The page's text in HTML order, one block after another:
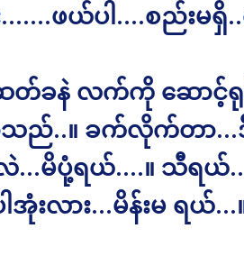
…….ဖယ်ပါ….စည်းမရှိ
တ်ခနဲ လက်ကို ဆောင့်ရု
ည်..။ ခက်လိုက်တာ…ဒီ
…မိပုံ့ရယ်….။ သီရယ်
ါအုံးလား…မိန်းမ ရယ်…